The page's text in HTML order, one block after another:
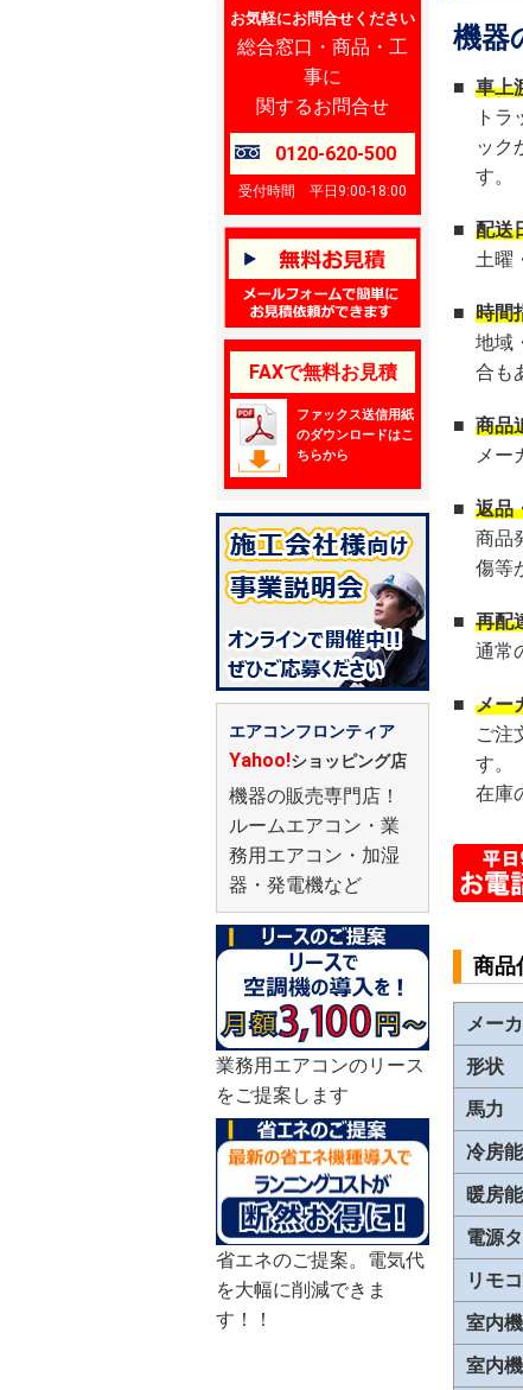
お気軽にお問合せください
総合窓口・商品・工
事に
関するお問合せ
0120-620-500
受付時間 平日9:00-18:00
FAXで無料お見積
ファックス送信用紙
のダウンロードはこ
ちらから
エアコンフロンティア
Yahoo!ショッピング店
機器の販売専門店！
ルームエアコン・業
務用エアコン・加湿
器・発電機など
業務用エアコンのリース
をご提案します
省エネのご提案。電気代
を大幅に削減できま
す！！
機器
■ 車上
ト
ック
す。
■ 配送
土曜
■ 時間
地域
合も
■ 商品
メー
■ 返品
商品
傷等
■ 再配
通常
■ メー
ご注
す。
在庫
商品
メー
形状
馬力
冷房
暖房
電源
リモ
室内
室内